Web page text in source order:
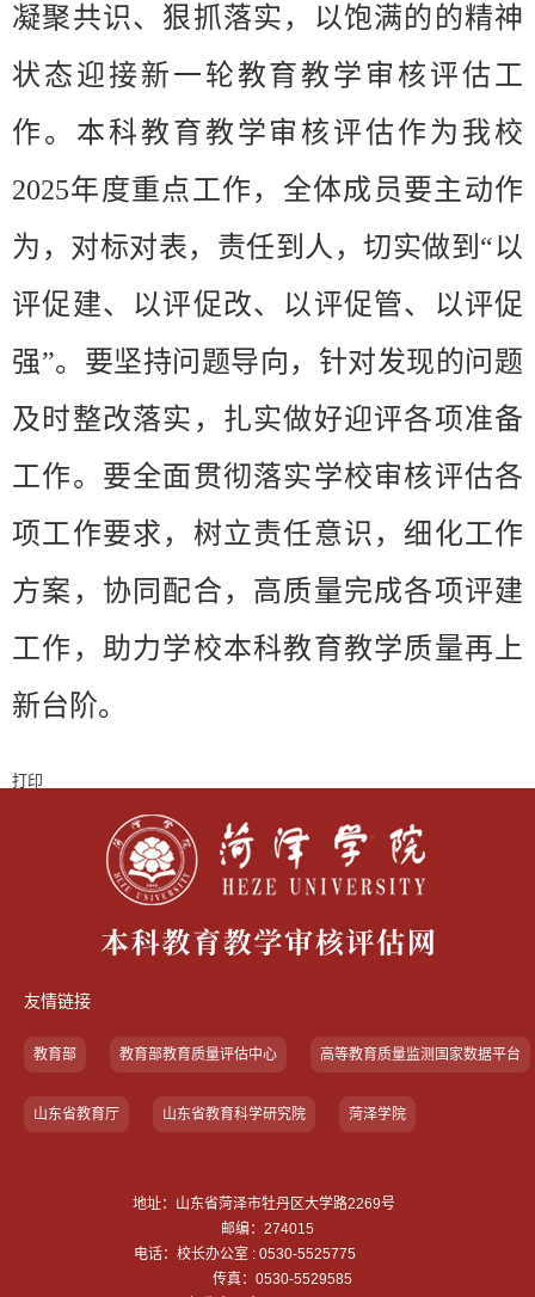
凝聚共识、狠抓落实，以饱满的的精神
状态迎接新一轮教育教学审核评估工
作。本科教育教学审核评估作为我校
2025年度重点工作，全体成员要主动作
为，对标对表，责任到人，切实做到“以
评促建、以评促改、以评促管、以评促
强”。要坚持问题导向，针对发现的问题
及时整改落实，扎实做好迎评各项准备
工作。要全面贯彻落实学校审核评估各
项工作要求，树立责任意识，细化工作
方案，协同配合，高质量完成各项评建
工作，助力学校本科教育教学质量再上
新台阶。
打印
友情链接
教育部 教育部教育质量评估中心 高等教育质量监测国家数据平台
山东省教育厅 山东省教育科学研究院 菏泽学院
地址：山东省菏泽市牡丹区大学路2269号
邮编：274015
电话：校长办公室 : 0530-5525775
传真：0530-5529585